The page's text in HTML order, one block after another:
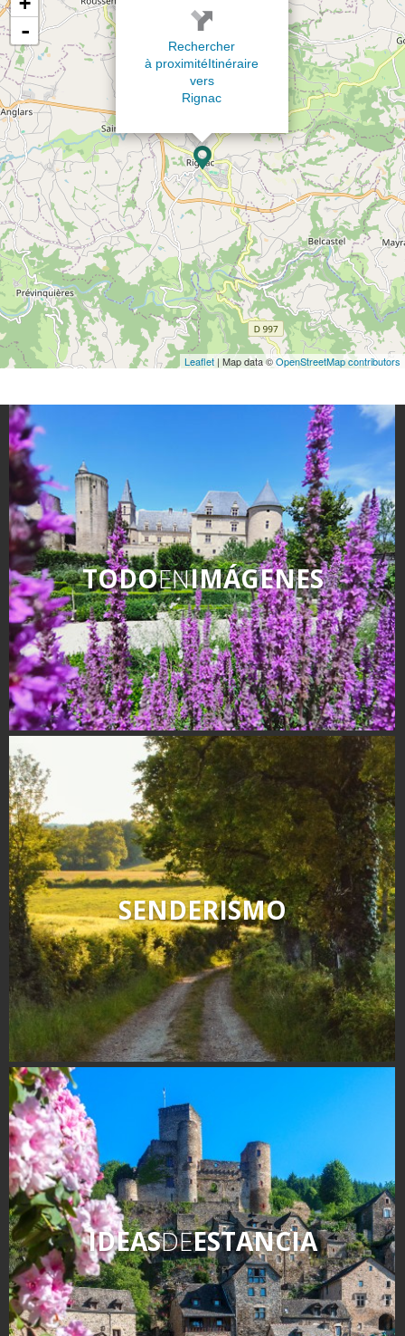
Rechercher
à proximitéItinéraire
vers
Rignac
-
Leaflet | Map data ©OpenStreetMap contributors
TODOENIMÁGENES
SENDERISMO
IDEASDEESTANCIA